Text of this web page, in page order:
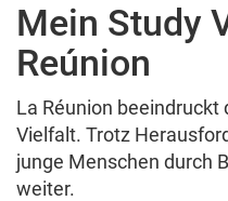
Mein Study
Reúnion
La Réunion
Vielfalt. Trotz
junge Menschen durch
weiter.